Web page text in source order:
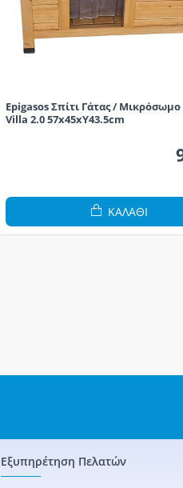
Epigasos Σπίτι Γάτας /
Villa 2.0 57x45xΥ43.5cm
ΚΑΛΆΘΙ
Εξυπηρέτηση Πελατών